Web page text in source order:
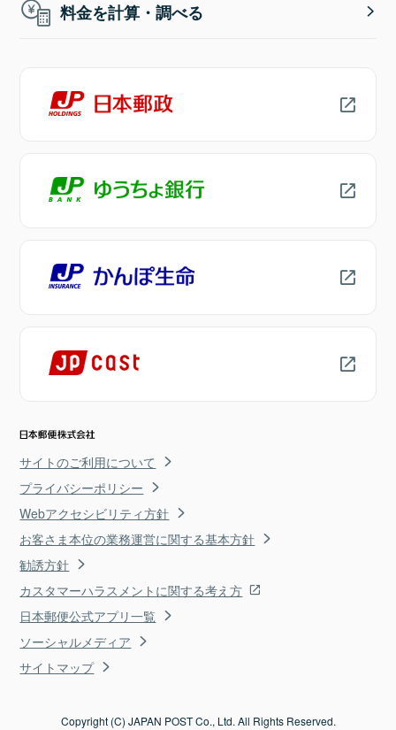
料金を計算・調べる
サイトのご利用について
プライバシーポリシー
Webアクセシビリティ方針
お客さま本位の業務運営に関する基本方針
勧誘方針
カスタマーハラスメントに関する考え方
日本郵便公式アプリ一覧
ソーシャルメディア
サイトマップ
Copyright (C) JAPAN POST Co., Ltd. All Rights Reserved.